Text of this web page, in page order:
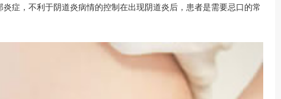
，不利于阴道炎病情的控制在出现阴道炎后，患者是需要忌口的常